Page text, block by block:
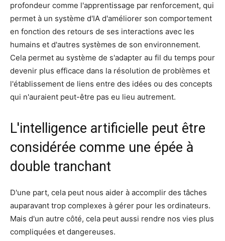
profondeur comme l'apprentissage par renforcement, qui
permet à un système d'IA d'améliorer son comportement
en fonction des retours de ses interactions avec les
humains et d'autres systèmes de son environnement.
Cela permet au système de s'adapter au fil du temps pour
devenir plus efficace dans la résolution de problèmes et
l'établissement de liens entre des idées ou des concepts
qui n'auraient peut-être pas eu lieu autrement.
L'intelligence artificielle peut être
considérée comme une épée à
double tranchant
D'une part, cela peut nous aider à accomplir des tâches
auparavant trop complexes à gérer pour les ordinateurs.
Mais d'un autre côté, cela peut aussi rendre nos vies plus
compliquées et dangereuses.